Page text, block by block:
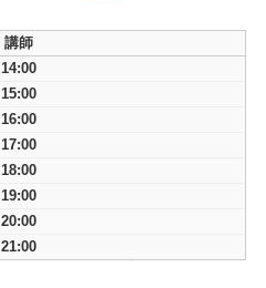
講師
14:00
15:00
16:00
17:00
18:00
19:00
20:00
21:00